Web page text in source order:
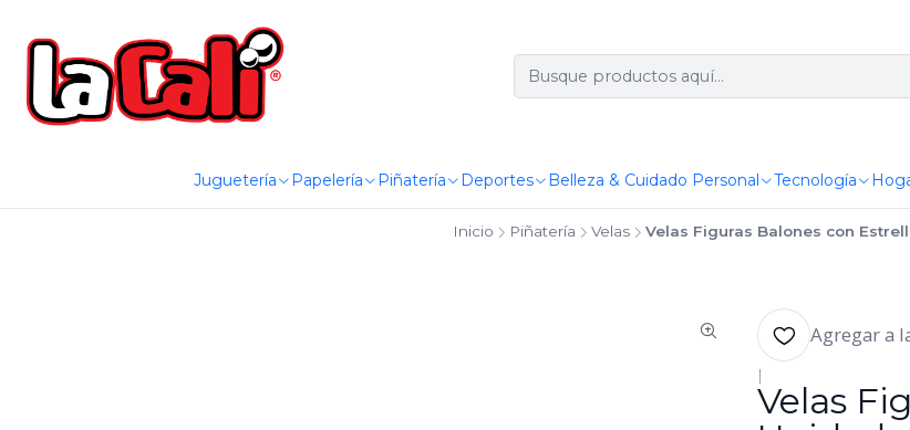
Juguetería Papelería Piñatería Deportes Belleza & Cuidado Personal Tecnología
Inicio Piñatería Velas Velas Figuras Balones con
Agregar a
|
Velas